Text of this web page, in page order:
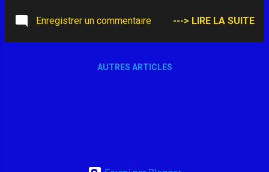
compagnon d'attente des jours meilleurs. Avec Toi je
reprendrai la route de la vie Et sans fin, je proclamerai
Enregistrer un commentaire ---> LIRE LA SUITE
AUTRES ARTICLES